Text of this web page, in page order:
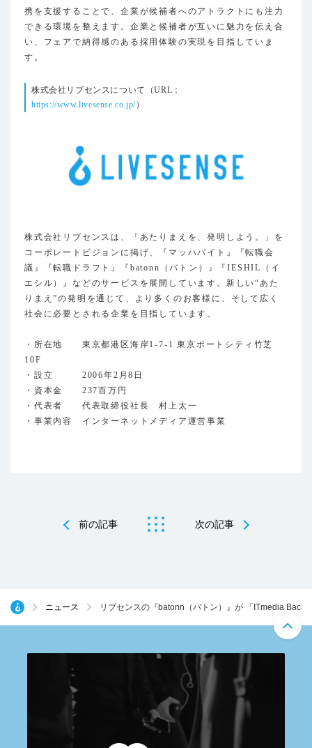
携を支援することで、企業が候補者へのアトラクトにも注力
できる環境を整えます。企業と候補者が互いに魅力を伝え合
い、フェアで納得感のある採用体験の実現を目指していま
す。
株式会社リブセンスについて（URL：
https://www.livesense.co.jp/）
株式会社リブセンスは、「あたりまえを、発明しよう。」を
コーポレートビジョンに掲げ、『マッハバイト』『転職会
議』『転職ドラフト』『batonn（バトン）』『IESHIL（イ
エシル）』などのサービスを展開しています。新しい“あた
りまえ”の発明を通じて、より多くのお客様に、そして広く
社会に必要とされる企業を目指しています。
・所在地 東京都港区海岸1-7-1 東京ポートシティ竹芝
10F
・設立 2006年2月8日
・資本金 237百万円
・代表者 代表取締役社長 村上太一
・事業内容 インターネットメディア運営事業
前の記事 次の記事
ニュース リブセンスの『batonn（バトン）』が 「ITmedia Back